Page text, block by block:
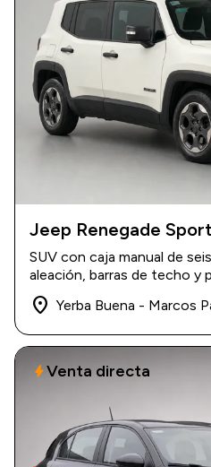
2017 155.000 km
$ 19.000.000
Jeep Renegade
SUV con caja manual de
aleación, barras de techo y
place Yerba Buena - Marcos
boltVenta directa